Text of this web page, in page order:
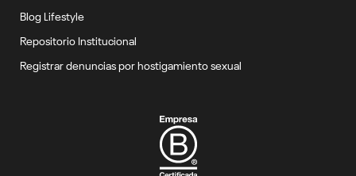
Blog Lifestyle
Repositorio Institucional
Registrar denuncias por hostigamiento sexual